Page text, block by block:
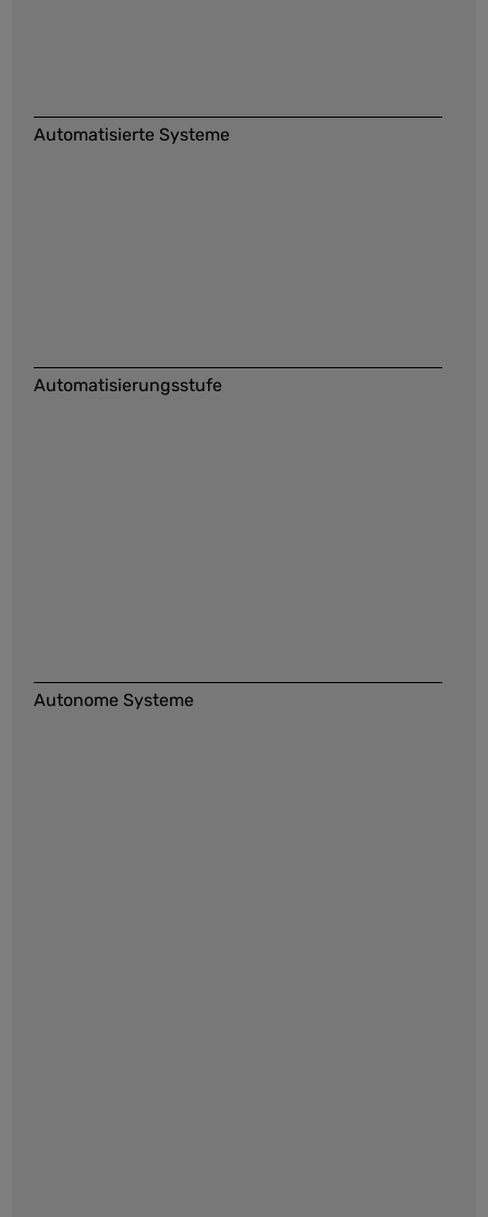
Automatisierte Systeme
Automatisierungsstufe
Autonome Systeme